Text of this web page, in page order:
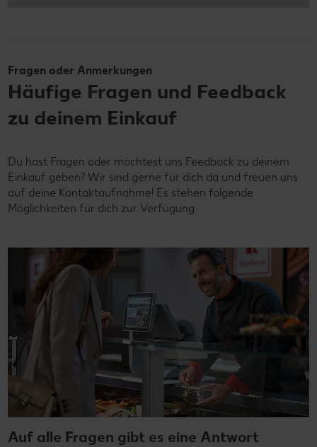
Fragen oder Anmerkungen
Häufige Fragen und Feedback
zu deinem Einkauf
Du hast Fragen oder möchtest uns Feedback zu deinem
Einkauf geben? Wir sind gerne für dich da und freuen uns
auf deine Kontaktaufnahme! Es stehen folgende
Möglichkeiten für dich zur Verfügung.
Auf alle Fragen gibt es eine Antwort